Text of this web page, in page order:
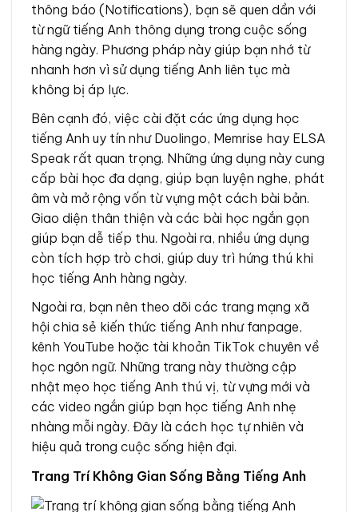
thông báo (Notifications), bạn sẽ quen dần với
từ ngữ tiếng Anh thông dụng trong cuộc sống
hàng ngày. Phương pháp này giúp bạn nhớ từ
nhanh hơn vì sử dụng tiếng Anh liên tục mà
không bị áp lực.
Bên cạnh đó, việc cài đặt các ứng dụng học
tiếng Anh uy tín như Duolingo, Memrise hay ELSA
Speak rất quan trọng. Những ứng dụng này cung
cấp bài học đa dạng, giúp bạn luyện nghe, phát
âm và mở rộng vốn từ vựng một cách bài bản.
Giao diện thân thiện và các bài học ngắn gọn
giúp bạn dễ tiếp thu. Ngoài ra, nhiều ứng dụng
còn tích hợp trò chơi, giúp duy trì hứng thú khi
học tiếng Anh hàng ngày.
Ngoài ra, bạn nên theo dõi các trang mạng xã
hội chia sẻ kiến thức tiếng Anh như fanpage,
kênh YouTube hoặc tài khoản TikTok chuyên về
học ngôn ngữ. Những trang này thường cập
nhật mẹo học tiếng Anh thú vị, từ vựng mới và
các video ngắn giúp bạn học tiếng Anh nhẹ
nhàng mỗi ngày. Đây là cách học tự nhiên và
hiệu quả trong cuộc sống hiện đại.
Trang Trí Không Gian Sống Bằng Tiếng Anh